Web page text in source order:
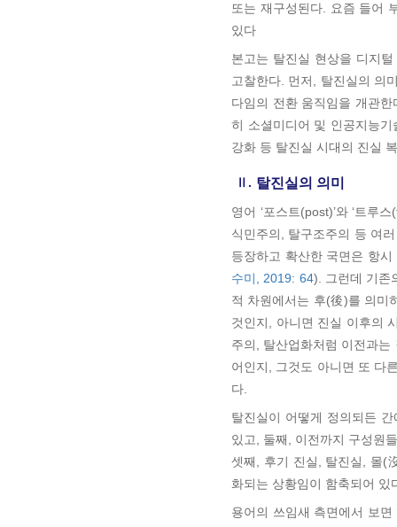
또는 재구성된다. 요즘 들어
있다
본고는 탈진실 현상을 디지
고찰한다. 먼저, 탈진실의 의
다임의 전환 움직임을 개관
히 소셜미디어 및 인공지능
강화 등 탈진실 시대의 진실
Ⅱ. 탈진실의 의미
영어 ‘포스트(post)’와 ‘트루
식민주의, 탈구조주의 등 여러
등장하고 확산한 국면은 항
수미, 2019: 64). 그런데 기존
적 차원에서는 후(後)를 의미
것인지, 아니면 진실 이후의
주의, 탈산업화처럼 이전과
어인지, 그것도 아니면 또 다
다.
탈진실이 어떻게 정의되든
있고, 둘째, 이전까지 구성원
셋째, 후기 진실, 탈진실, 몰(
화되는 상황임이 함축되어 있
용어의 쓰임새 측면에서 보면